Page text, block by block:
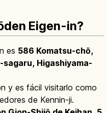
Eigen-in?
es 586 Komatsu-chō,
sagaru, Higashiyama-
y es fácil visitarlo como
de Kennin-ji.